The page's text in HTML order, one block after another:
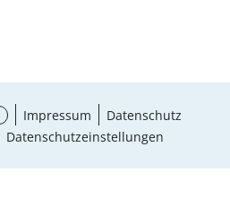
Impressum
Datenschutz
Datenschutzeinstellungen